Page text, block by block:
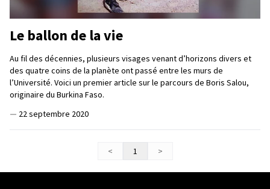
Le ballon de la vie
Au fil des décennies, plusieurs visages venant d’horizons divers et
des quatre coins de la planète ont passé entre les murs de
l’Université. Voici un premier article sur le parcours de Boris Salou,
originaire du Burkina Faso.
— 22 septembre 2020
< 1 >